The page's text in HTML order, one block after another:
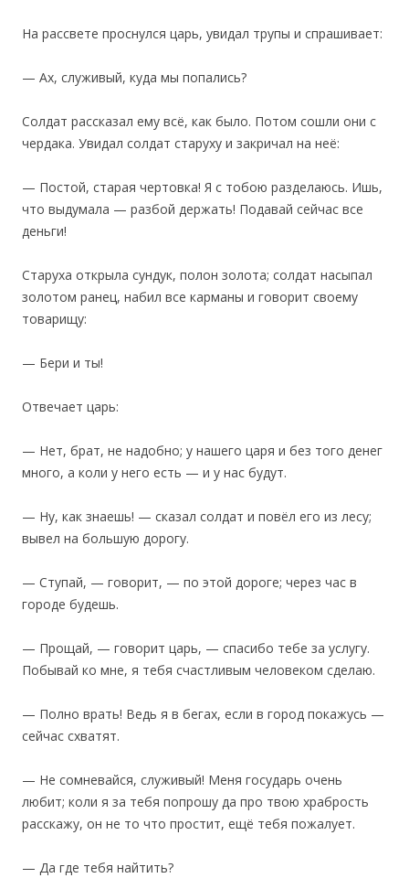
‎На рассвете проснулся царь, увидал трупы и спрашивает:
— Ах, служивый, куда мы попались?
Солдат рассказал ему всё, как было. Потом сошли они с
чердака. Увидал солдат старуху и закричал на неё:
— Постой, старая чертовка! Я с тобою разделаюсь. Ишь,
что выдумала — разбой держать! Подавай сейчас все
деньги!
Старуха открыла сундук, полон золота; солдат насыпал
золотом ранец, набил все карманы и говорит своему
товарищу:
— Бери и ты!
Отвечает царь:
— Нет, брат, не надобно; у нашего царя и без того денег
много, а коли у него есть — и у нас будут.
— Ну, как знаешь! — сказал солдат и повёл его из лесу;
вывел на большую дорогу.
— Ступай, — говорит, — по этой дороге; через час в
городе будешь.
— Прощай, — говорит царь, — спасибо тебе за услугу.
Побывай ко мне, я тебя счастливым человеком сделаю.
— Полно врать! Ведь я в бегах, если в город покажусь —
сейчас схватят.
— Не сомневайся, служивый! Меня государь очень
любит; коли я за тебя попрошу да про твою храбрость
расскажу, он не то что простит, ещё тебя пожалует.
— Да где тебя найтить?